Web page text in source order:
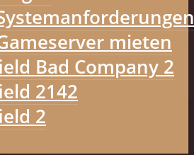
mieten
Bad Company 2
2142
2